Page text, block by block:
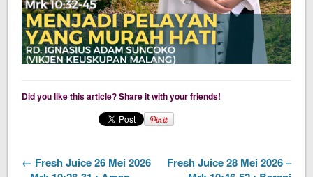
Did you like this article? Share it with your friends!
← Fresh Juice 26 Mei 2026
Fresh Juice 28 Mei 2026 –